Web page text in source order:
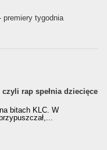
premiery tygodnia
rap spełnia dziecięce
bitach KLC. W